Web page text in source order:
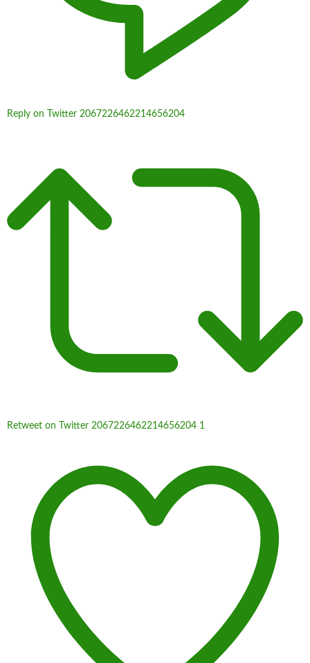
Reply on Twitter 2067226462214656204
Retweet on Twitter 2067226462214656204 1